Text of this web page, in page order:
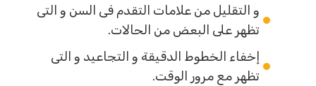
و التقليل من علامات التقدم فى السن و التى
تظهر على البعض من الحالات.
إخفاء الخطوط الدقيقة و التجاعيد و التى
تظهر مع مرور الوقت.